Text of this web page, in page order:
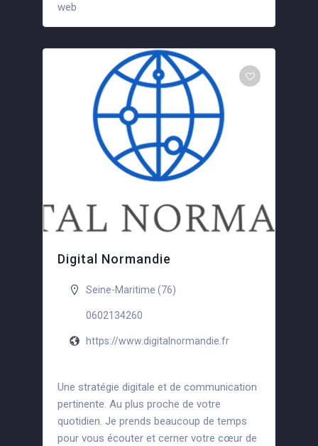
web
Digital Normandie
Seine-Maritime (76)
0602134260
https://www.digitalnormandie.fr
Une stratégie digitale et de communication
pertinente. Au plus proche de votre
quotidien. Je prends beaucoup de temps
pour vous écouter et cerner votre cœur de